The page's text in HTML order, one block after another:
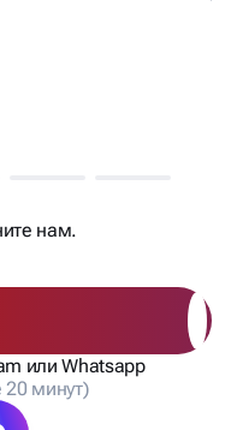
или Whatsapp
20 минут)
составим список